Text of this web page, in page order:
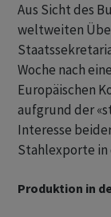
Aus Sicht des
weltweiten
Woche nach
Europäischen
aufgrund der
Interesse
Stahlexporte
Produktion in